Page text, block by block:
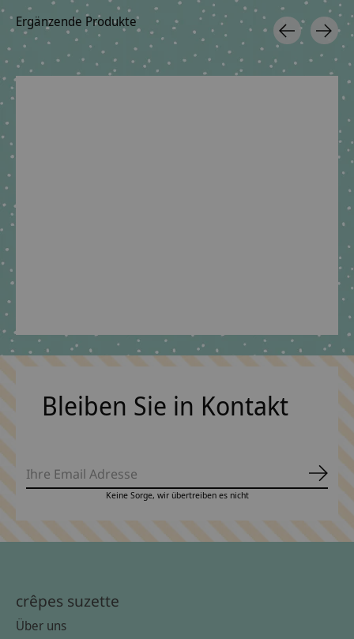
Ergänzende Produkte
Carousel items
aus Stoff
dunkelblau,
€39,90
*Inkl. MwSt.
Bleiben Sie in Kontakt
Keine Sorge, wir übertreiben es nicht
crêpes suzette
Über uns